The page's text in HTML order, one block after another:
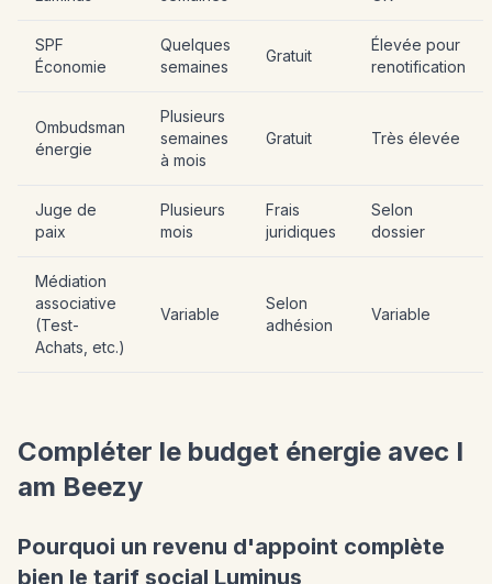
SPF
Économie
Quelques
semaines
Gratuit
Élevée pour
renotification
Ombudsman
énergie
Plusieurs
semaines
à mois
Gratuit Très élevée
Juge de
paix
Plusieurs
mois
Frais
juridiques
Selon
dossier
Médiation
associative
(Test-
Achats, etc.)
Variable
Selon
adhésion
Variable
Compléter le budget énergie avec I
am Beezy
Pourquoi un revenu d'appoint complète
bien le tarif social Luminus